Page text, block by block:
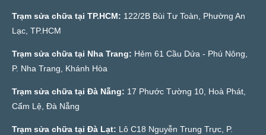
Trạm sửa chữa tại TP.HCM: 122/2B Bùi Tư Toàn, Phường An
Lạc, TP.HCM
Trạm sửa chữa tại Nha Trang: Hẻm 61 Cầu Dứa - Phú Nông,
P. Nha Trang, Khánh Hòa
Trạm sửa chữa tại Đà Nẵng: 17 Phước Tường 10, Hoà Phát,
Cẩm Lệ, Đà Nẵng
Trạm sửa chữa tại Đà Lạt: Lô C18 Nguyễn Trung Trực, P.